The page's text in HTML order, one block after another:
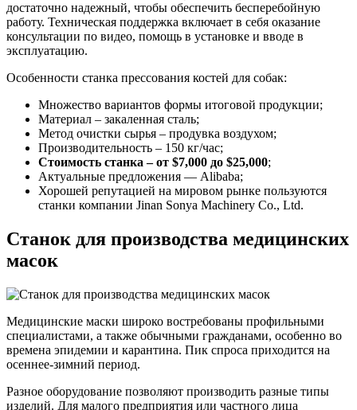
достаточно надежный, чтобы обеспечить бесперебойную
работу. Техническая поддержка включает в себя оказание
консультации по видео, помощь в установке и вводе в
эксплуатацию.
Особенности станка прессования костей для собак:
Множество вариантов формы итоговой продукции;
Материал – закаленная сталь;
Метод очистки сырья – продувка воздухом;
Производительность – 150 кг/час;
Стоимость станка – от $7,000 до $25,000;
Актуальные предложения — Alibaba;
Хорошей репутацией на мировом рынке пользуются
станки компании Jinan Sonya Machinery Co., Ltd.
Станок для производства медицинских
масок
Медицинские маски широко востребованы профильными
специалистами, а также обычными гражданами, особенно во
времена эпидемии и карантина. Пик спроса приходится на
осеннее-зимний период.
Разное оборудование позволяют производить разные типы
изделий. Для малого предприятия или частного лица